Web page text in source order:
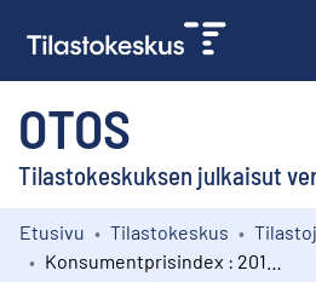
OTOS
Tilastokeskuksen julkaisut
Kokoelmat
Etusivu Tilastokeskus